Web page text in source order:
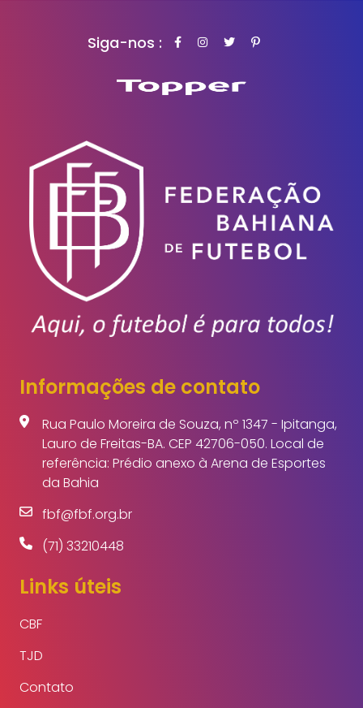
Siga-nos :
Informações de contato
Rua Paulo Moreira de Souza, nº 1347 - Ipitanga,
Lauro de Freitas-BA. CEP 42706-050. Local de
referência: Prédio anexo à Arena de Esportes
da Bahia
fbf@fbf.org.br
(71) 33210448
Links úteis
CBF
TJD
Contato